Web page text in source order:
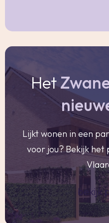
- In de koopakte zal
alsmede een as is
- Oplevering in overleg
Vraagprijs €
Woonoppervlakte
De Meetinstructie is
NEN2580. De
meer eenduidige
passen voor het geven
gebruiksoppervlakte.
Het
Lijkt wonen in een
voor jou? Bekijk
bekijk